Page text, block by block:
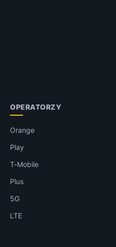
OPERATORZY
Orange
Play
T-Mobile
Plus
5G
LTE